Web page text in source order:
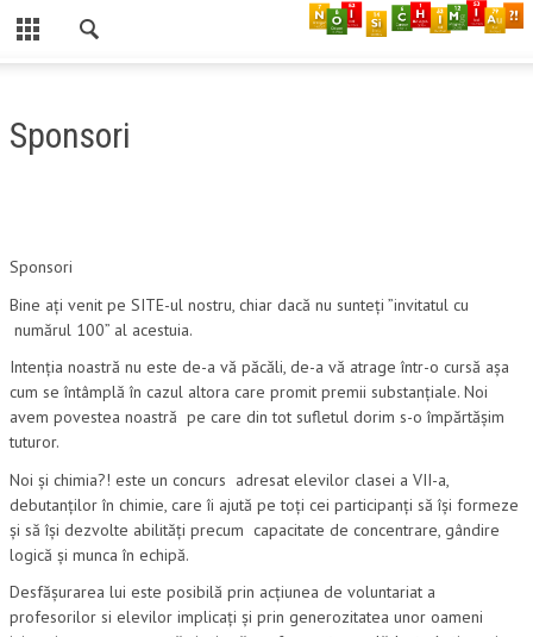
REGULAMENT
PROGRAM
SUBIECTE
2025 ETAPA JUDEȚEANĂ
2024 ETAPA NAȚIONALĂ
2023
2022
2019
Sponsori
Sponsori
Bine ați venit pe SITE-ul nostru, chiar dacă nu sunteți ”invitatul cu
numărul 100” al acestuia.
Intenția noastră nu este de-a vă păcăli, de-a vă atrage într-o cursă așa
cum se întâmplă în cazul altora care promit premii substanțiale. Noi
avem povestea noastră pe care din tot sufletul dorim s-o împărtășim
tuturor.
Noi și chimia?! este un concurs adresat elevilor clasei a VII-a,
debutanților în chimie, care îi ajută pe toți cei participanți să își formeze
și să își dezvolte abilități precum capacitate de concentrare, gândire
logică și munca în echipă.
Desfășurarea lui este posibilă prin acțiunea de voluntariat a
profesorilor si elevilor implicați și prin generozitatea unor oameni